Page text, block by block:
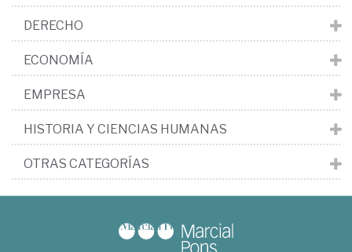
DERECHO
ECONOMÍA
EMPRESA
HISTORIA Y CIENCIAS HUMANAS
OTRAS CATEGORÍAS